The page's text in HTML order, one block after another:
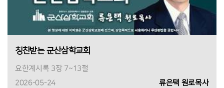
칭찬받는 군산삼학교회
요한계시록 3장 7~13절
2026-05-24
류은택 원로목사